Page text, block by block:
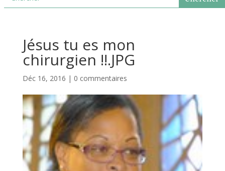
Jésus tu es mon
chirurgien !!.JPG
Déc 16, 2016 | 0 commentaires